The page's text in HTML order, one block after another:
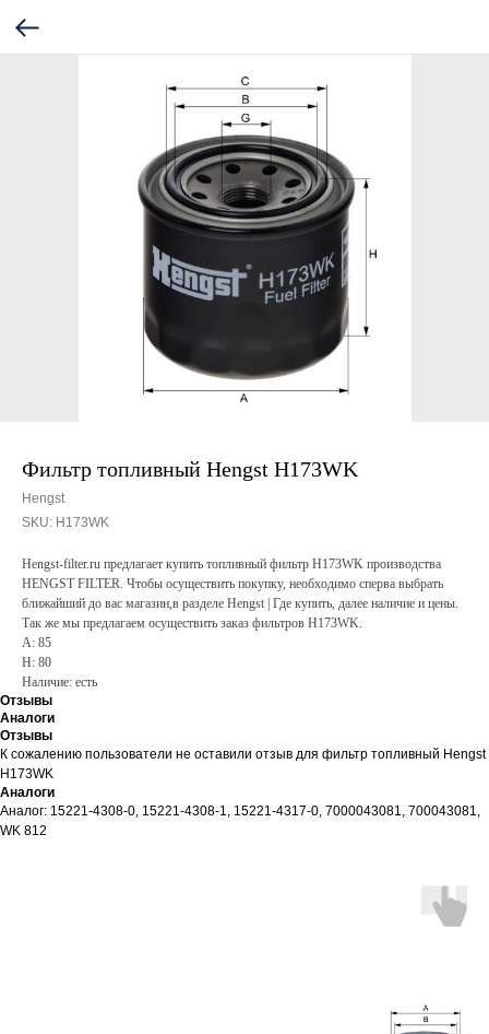
Фильтр топливный Hengst H173WK
Hengst
SKU: H173WK
Hengst-filter.ru предлагает купить топливный фильтр H173WK производства
HENGST FILTER. Чтобы осуществить покупку, необходимо сперва выбрать
ближайший до вас магазин,в разделе Hengst | Где купить, далее наличие и цены.
Так же мы предлагаем осуществить заказ фильтров H173WK.
A: 85
H: 80
Наличие: есть
Отзывы
Аналоги
Отзывы
К сожалению пользователи не оставили отзыв для фильтр топливный Hengst
H173WK
Аналоги
Аналог: 15221-4308-0, 15221-4308-1, 15221-4317-0, 7000043081, 700043081,
WK 812